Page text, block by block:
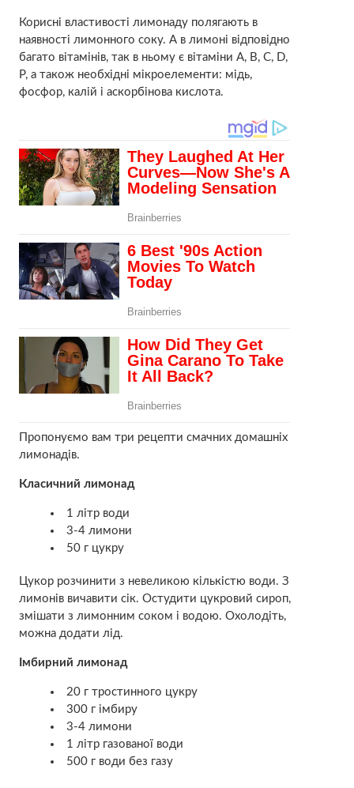
Корисні властивості лимонаду полягають в
наявності лимонного соку. А в лимоні відповідно
багато вітамінів, так в ньому є вітаміни A, B, C, D,
P, а також необхідні мікроелементи: мідь,
фосфор, калій і аскорбінова кислота.
Пропонуємо вам три рецепти смачних домашніх
лимонадів.
Класичний лимонад
1 літр води
3-4 лимони
50 г цукру
Цукор розчинити з невеликою кількістю води. З
лимонів вичавити сік. Остудити цукровий сироп,
змішати з лимонним соком і водою. Охолодіть,
можна додати лід.
Імбирний лимонад
20 г тростинного цукру
300 г імбиру
3-4 лимони
1 літр газованої води
500 г води без газу